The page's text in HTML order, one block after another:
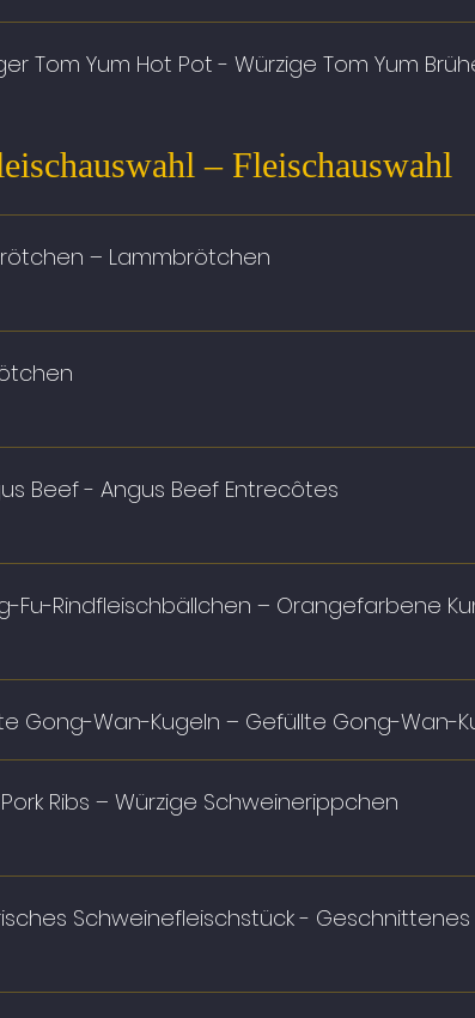
Tom Yum Hot Pot - Würzige Tom Yum
– Fleischauswahl
– Lammbrötchen
Beef - Angus Beef Entrecôtes
Fu-Rindfleischbällchen – Orangefarbene
Gong-Wan-Kugeln – Gefüllte Gong-Wan-
Pork Ribs – Würzige Schweinerippchen
Schweinefleischstück -